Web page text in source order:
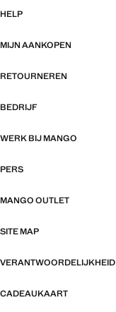
HELP
MIJN AANKOPEN
RETOURNEREN
BEDRIJF
WERK BIJ MANGO
PERS
MANGO OUTLET
SITE MAP
VERANTWOORDELIJKHEID
CADEAUKAART